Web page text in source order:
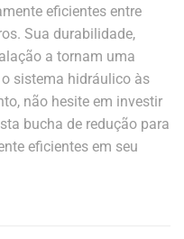
eficientes entre
Sua durabilidade,
a tornam uma
sistema hidráulico às
não hesite em investir
bucha de redução para
eficientes em seu